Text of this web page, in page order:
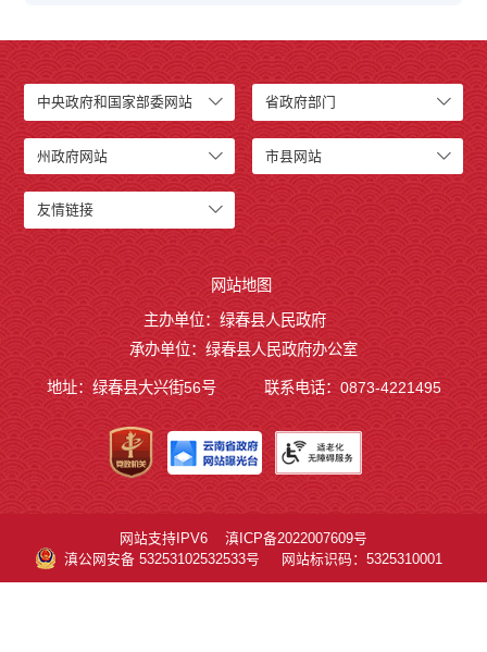
中央政府和国家部委网站 省政府部门
州政府网站 市县网站
友情链接
网站地图
主办单位：绿春县人民政府
承办单位：绿春县人民政府办公室
地址：绿春县大兴街56号 联系电话：0873-4221495
网站支持IPV6
滇ICP备2022007609号
滇公网安备 53253102532533号
网站标识码：5325310001